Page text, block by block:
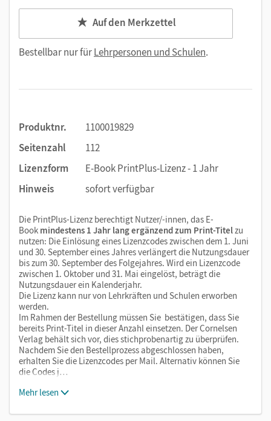
Auf den Merkzettel
Bestellbar nur fürLehrpersonen und Schulen.
Produktnr.
1100019829
Seitenzahl
112
Lizenzform
E-Book PrintPlus-Lizenz - 1 Jahr
Hinweis
sofort verfügbar
Die PrintPlus-Lizenz berechtigt Nutzer/-innen, das E-
Book mindestens 1 Jahr lang ergänzend zum Print-Titelzu
nutzen: Die Einlösung eines Lizenzcodes zwischen dem 1. Juni
und 30. September eines Jahres verlängert die Nutzungsdauer
bis zum 30. September des Folgejahres. Wird ein Lizenzcode
zwischen 1. Oktober und 31. Mai eingelöst, beträgt die
Nutzungsdauer ein Kalenderjahr.
Die Lizenz kann nur von Lehrkräften und Schulen erworben
werden.
Im Rahmen der Bestellung müssen Sie bestätigen, dass Sie
bereits Print-Titel in dieser Anzahl einsetzen. Der Cornelsen
Verlag behält sich vor, dies stichprobenartig zu überprüfen.
Nachdem Sie den Bestellprozess abgeschlossen haben,
erhalten Sie die Lizenzcodes per Mail. Alternativ können Sie
die Codes j…
Mehr lesen